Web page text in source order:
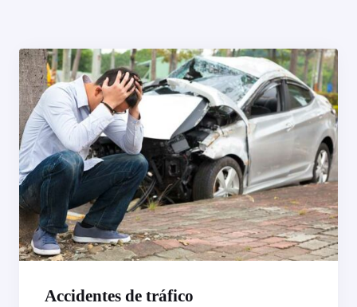
Accidentes de tráfico